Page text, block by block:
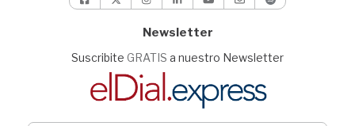
Newsletter
Suscribite GRATIS a nuestro Newsletter